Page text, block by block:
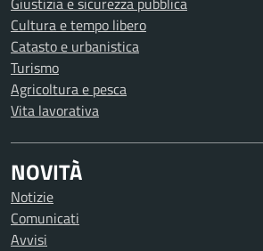
Cultura e tempo libero
Catasto e urbanistica
Turismo
Agricoltura e pesca
Vita lavorativa
NOVITÀ
Notizie
Comunicati
Avvisi